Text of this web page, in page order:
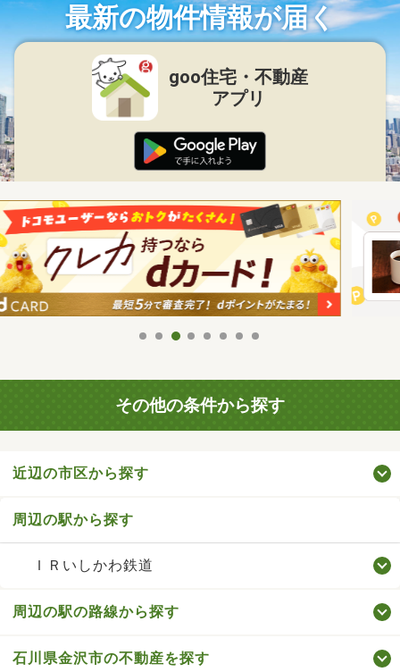
最新の物件情報が届く
goo住宅・不動産
アプリ
その他の条件から探す
近辺の市区から探す
周辺の駅から探す
ＩＲいしかわ鉄道
周辺の駅の路線から探す
石川県金沢市の不動産を探す